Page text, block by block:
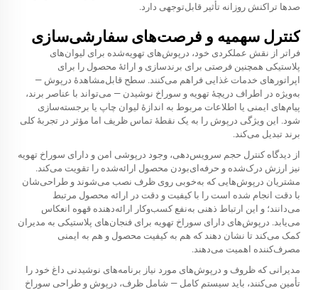
صدها تراکنش روزانه تأثیر قابل‌توجهی دارد.
کنترل سهمیه و فرصت‌های سفارشی‌سازی
فراتر از نقش عملکردی خود، درپوش‌های تهویه‌شده برای لیوان‌های
پلاستیکی همچنین فرصتی برای برندسازی و ارائهٔ محصول را برای
اپراتورهای خدمات غذایی فراهم می‌کنند. سطح قابل‌مشاهدهٔ درپوش —
به‌ویژه در اطراف دریچهٔ تهویه و سوراخ نوشیدن — می‌تواند با عناصر برند،
پیام‌های ایمنی یا اطلاعات مربوط به اندازهٔ لیوان چاپ یا برجسته‌سازی
شود. این ویژگی درپوش را به یک نقطهٔ تماس ظریف اما مؤثر در تجربهٔ کلی
برند تبدیل می‌کند.
از دیدگاه کنترل حجم سرویس‌دهی، وجود درپوشی امن و دارای سوراخ تهویه
نیز ارزش درک‌شده و حرفه‌ای‌بودن محصول ارائه‌شده را تقویت می‌کند.
مشتریان درپوش‌هایی که به‌خوبی روی ظرف نصب می‌شوند و طراحی‌شان
با دقت انجام شده است را با کیفیت و دقت در ارائه محصول مرتبط
می‌دانند؛ و این ارتباط ذهنی به‌نفع کسب‌وکار ارائه‌دهنده قهوه انعکاس
می‌یابد. درپوش‌های دارای سوراخ تهویه برای فنجان‌های پلاستیکی به مدیران
کمک می‌کند تا نشان دهند که هم به کیفیت محصول و هم به ایمنی
مصرف‌کننده اهمیت می‌دهند.
مدیرانی که ظروف و درپوش‌های مورد نیاز برنامه‌های نوشیدنی داغ خود را
تأمین می‌کنند، باید سیستم کامل — شامل ظرف، درپوش و طراحی سوراخ